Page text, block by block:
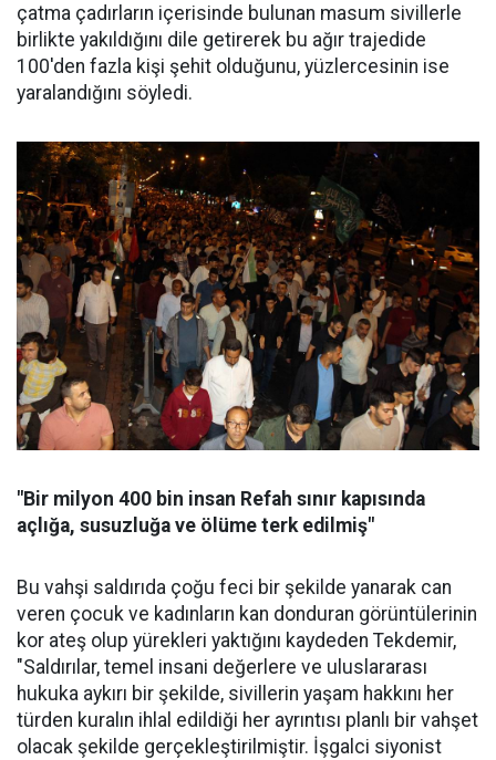
çatma çadırların içerisinde bulunan masum sivillerle
birlikte yakıldığını dile getirerek bu ağır trajedide
100'den fazla kişi şehit olduğunu, yüzlercesinin ise
yaralandığını söyledi.
"Bir milyon 400 bin insan Refah sınır kapısında
açlığa, susuzluğa ve ölüme terk edilmiş"
Bu vahşi saldırıda çoğu feci bir şekilde yanarak can
veren çocuk ve kadınların kan donduran görüntülerinin
kor ateş olup yürekleri yaktığını kaydeden Tekdemir,
"Saldırılar, temel insani değerlere ve uluslararası
hukuka aykırı bir şekilde, sivillerin yaşam hakkını her
türden kuralın ihlal edildiği her ayrıntısı planlı bir vahşet
olacak şekilde gerçekleştirilmiştir. İşgalci siyonist